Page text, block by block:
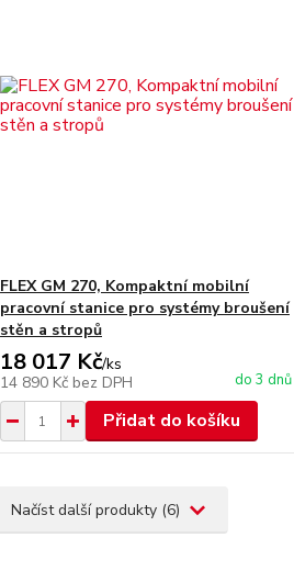
FLEX GM 270, Kompaktní mobilní
pracovní stanice pro systémy broušení
stěn a stropů
18 017 Kč/ks
14 890 Kč bez DPH do 3 dnů
Přidat do košíku
Načíst další produkty (6)